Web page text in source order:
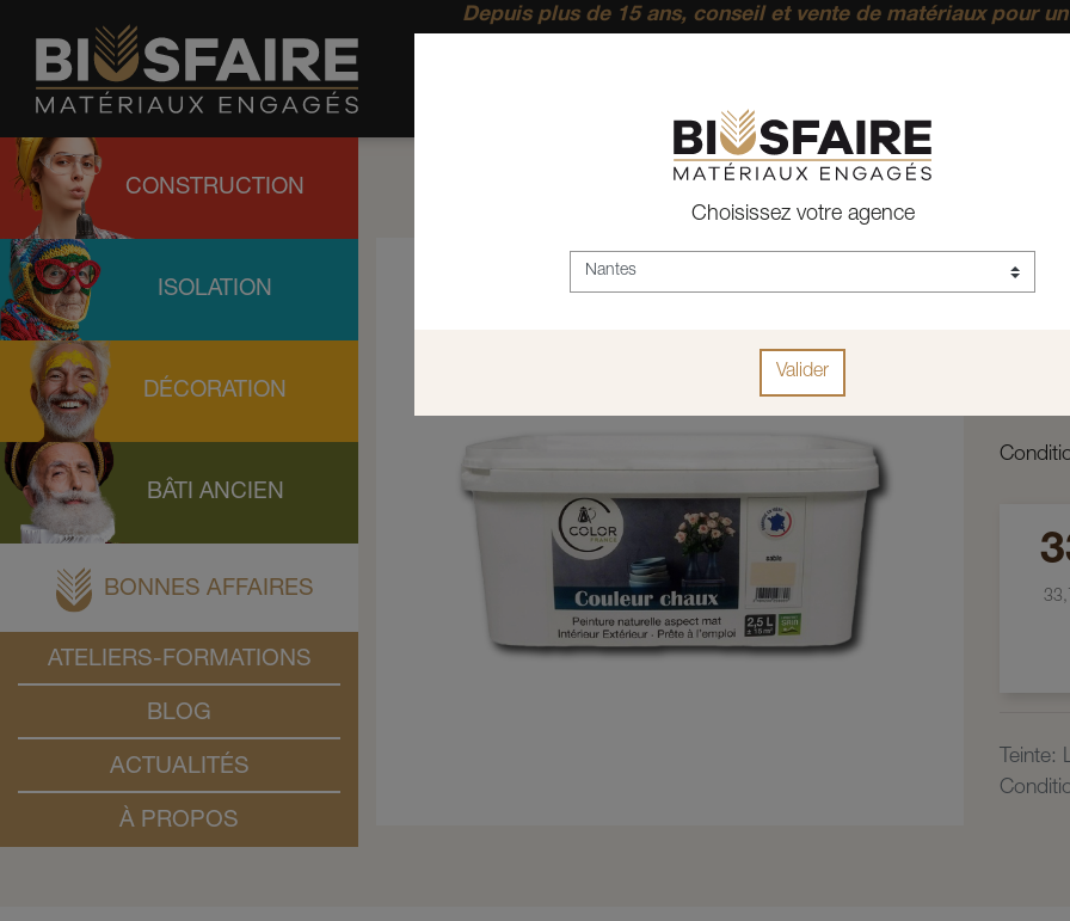
Depuis plus de 15 ans, conseil et vente de matériaux pour
CONSTRUCTION
ISOLATION
DÉCORATION
BÂTI ANCIEN
BONNES AFFAIRES
ATELIERS-FORMATIONS
BLOG
ACTUALITÉS
À PROPOS
Teinte:
Choisissez votre agence
Valider